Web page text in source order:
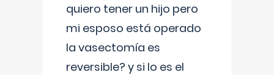
quiero tener un hijo pero
mi esposo está operado
la vasectomía es
reversible? y si lo es el